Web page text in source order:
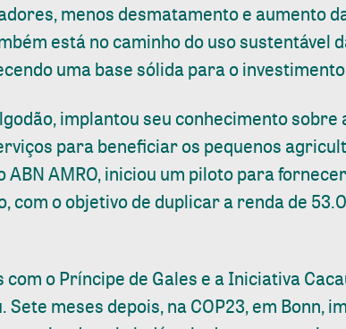
menos desmatamento e aumento
está no caminho do uso sustentável
uma base sólida para o
implantou seu conhecimento sobre
para beneficiar os pequenos
ABN AMRO, iniciou um piloto para
com o objetivo de duplicar a renda de
o Príncipe de Gales e a Iniciativa
Sete meses depois, na COP23, em Bonn,